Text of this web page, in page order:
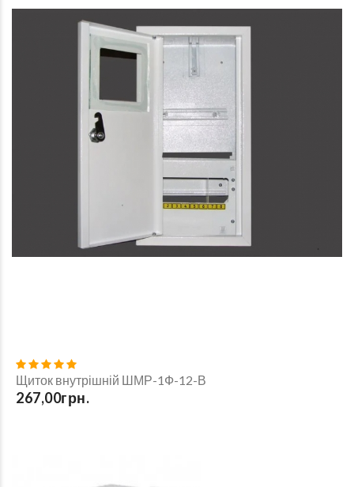
Щиток внутрішній ШМР-1Ф-12-В
267,00грн.